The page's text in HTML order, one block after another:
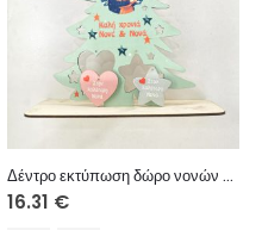
Δέντρο εκτύπωση δώρο νονών 26εκ
16.31 €